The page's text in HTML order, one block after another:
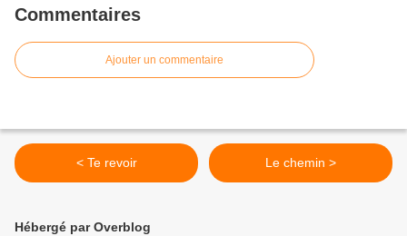
Commentaires
Ajouter un commentaire
< Te revoir Le chemin >
Hébergé par Overblog